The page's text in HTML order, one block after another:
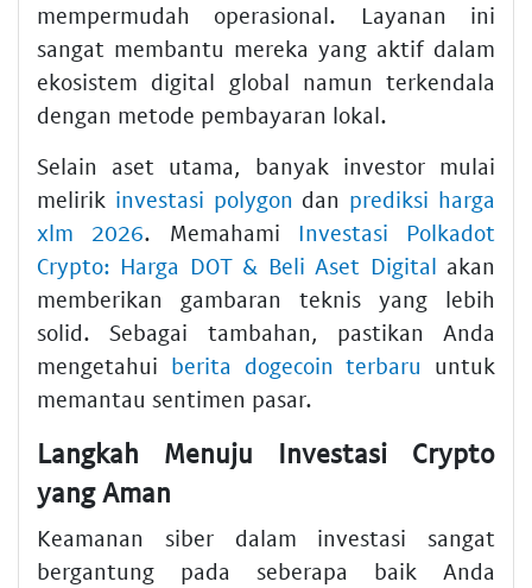
mempermudah operasional. Layanan ini
sangat membantu mereka yang aktif dalam
ekosistem digital global namun terkendala
dengan metode pembayaran lokal.
Selain aset utama, banyak investor mulai
melirik investasi polygon dan prediksi harga
xlm 2026. Memahami Investasi Polkadot
Crypto: Harga DOT & Beli Aset Digital akan
memberikan gambaran teknis yang lebih
solid. Sebagai tambahan, pastikan Anda
mengetahui berita dogecoin terbaru untuk
memantau sentimen pasar.
Langkah Menuju Investasi Crypto
yang Aman
Keamanan siber dalam investasi sangat
bergantung pada seberapa baik Anda